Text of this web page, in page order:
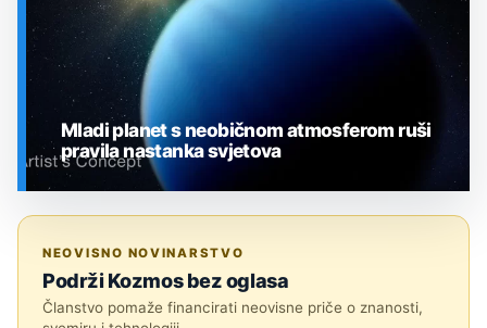
Mladi planet s neobičnom atmosferom ruši
pravila nastanka svjetova
NEOVISNO NOVINARSTVO
Podrži Kozmos bez oglasa
Članstvo pomaže financirati neovisne priče o znanosti,